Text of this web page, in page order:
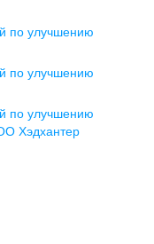
по улучшению
по улучшению
по улучшению
Хэдхантер